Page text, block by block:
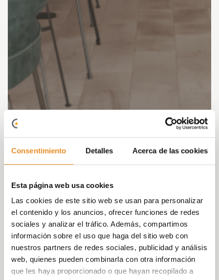
Consentimiento Detalles Acerca de las cookies
Esta página web usa cookies
Las cookies de este sitio web se usan para personalizar
el contenido y los anuncios, ofrecer funciones de redes
sociales y analizar el tráfico. Además, compartimos
información sobre el uso que haga del sitio web con
nuestros partners de redes sociales, publicidad y análisis
web, quienes pueden combinarla con otra información
que les haya proporcionado o que hayan recopilado a